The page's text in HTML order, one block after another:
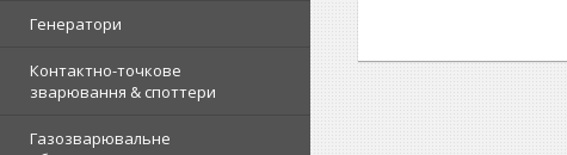
Генератори
Контактно-точкове
зварювання & споттери
Газозварювальне